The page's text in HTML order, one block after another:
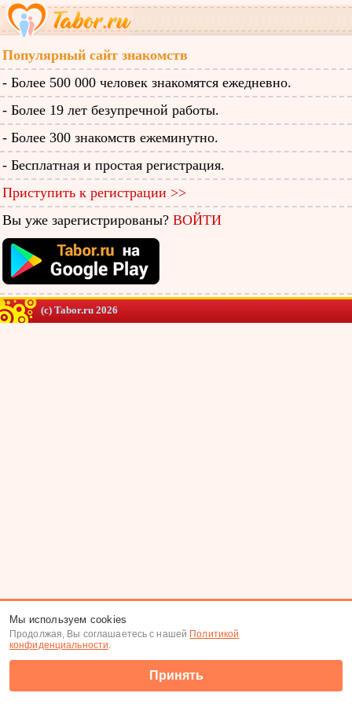
Популярный сайт знакомств
- Более 500 000 человек знакомятся ежедневно.
- Более 19 лет безупречной работы.
- Более 300 знакомств ежеминутно.
- Бесплатная и простая регистрация.
Приступить к регистрации >>
Вы уже зарегистрированы? ВОЙТИ
(c) Tabor.ru 2026
Мы используем cookies
Продолжая, Вы соглашаетесь с нашей Политикой
конфиденциальности.
Принять